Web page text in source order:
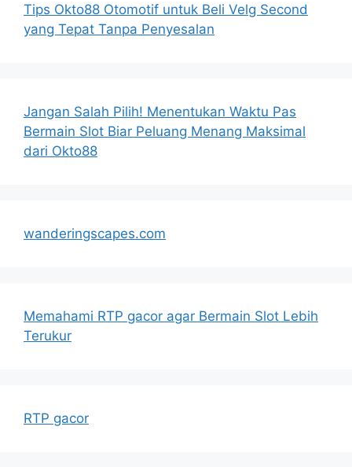
Tips Okto88 Otomotif untuk Beli Velg Second
yang Tepat Tanpa Penyesalan
Jangan Salah Pilih! Menentukan Waktu Pas
Bermain Slot Biar Peluang Menang Maksimal
dari Okto88
wanderingscapes.com
Memahami RTP gacor agar Bermain Slot Lebih
Terukur
RTP gacor